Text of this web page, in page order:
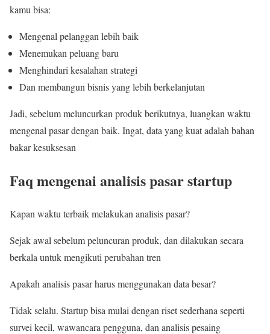
kamu bisa:
Mengenal pelanggan lebih baik
Menemukan peluang baru
Menghindari kesalahan strategi
Dan membangun bisnis yang lebih berkelanjutan
Jadi, sebelum meluncurkan produk berikutnya, luangkan waktu
mengenal pasar dengan baik. Ingat, data yang kuat adalah bahan
bakar kesuksesan
Faq mengenai analisis pasar startup
Kapan waktu terbaik melakukan analisis pasar?
Sejak awal sebelum peluncuran produk, dan dilakukan secara
berkala untuk mengikuti perubahan tren
Apakah analisis pasar harus menggunakan data besar?
Tidak selalu. Startup bisa mulai dengan riset sederhana seperti
survei kecil, wawancara pengguna, dan analisis pesaing